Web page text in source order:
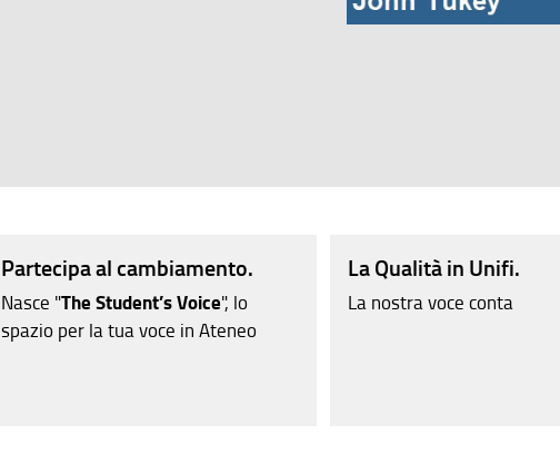
Partecipa al cambiamento.
Nasce "The Student’s Voice", lo
spazio per la tua voce in Ateneo
La Qualità in Unifi.
La nostra voce conta